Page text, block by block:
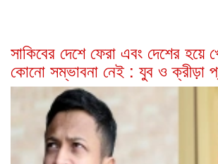
সাকিবের দেশে ফেরা এবং দেশের হয়ে
কোনো সম্ভাবনা নেই : যুব ও ক্রীড়া